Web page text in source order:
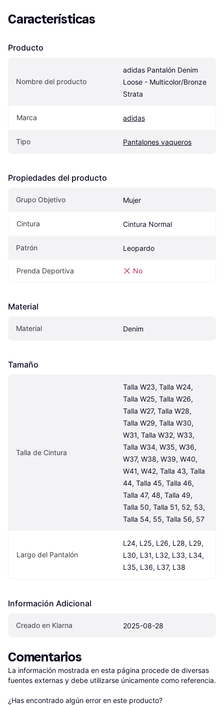
Características
Producto
Nombre del producto
adidas Pantalón Denim
Loose - Multicolor/Bronze
Strata
Marca adidas
Tipo Pantalones vaqueros
Propiedades del producto
Grupo Objetivo Mujer
Cintura Cintura Normal
Patrón Leopardo
Prenda Deportiva No
Material
Material Denim
Tamaño
Talla de Cintura
Talla W23, Talla W24,
Talla W25, Talla W26,
Talla W27, Talla W28,
Talla W29, Talla W30,
W31, Talla W32, W33,
Talla W34, W35, W36,
W37, W38, W39, W40,
W41, W42, Talla 43, Talla
44, Talla 45, Talla 46,
Talla 47, 48, Talla 49,
Talla 50, Talla 51, 52, 53,
Talla 54, 55, Talla 56, 57
Largo del Pantalón
L24, L25, L26, L28, L29,
L30, L31, L32, L33, L34,
L35, L36, L37, L38
Información Adicional
Creado en Klarna 2025-08-28
Comentarios
La información mostrada en esta página procede de diversas
fuentes externas y debe utilizarse únicamente como referencia.
¿Has encontrado algún error en este producto?